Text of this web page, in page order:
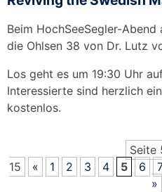
Beim HochSeeSegler-
die Ohlsen 38 von Dr. Lutz
Los geht es um 19:30 Uhr
Interessierte sind herzlich
kostenlos.
Seite
15
« 1 2 3 4 5 6
»